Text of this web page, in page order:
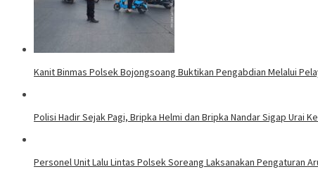
Kanit Binmas Polsek Bojongsoang Buktikan Pengabdian Melalui
Polisi Hadir Sejak Pagi, Bripka Helmi dan Bripka Nandar Sigap Urai
Personel Unit Lalu Lintas Polsek Soreang Laksanakan Pengaturan